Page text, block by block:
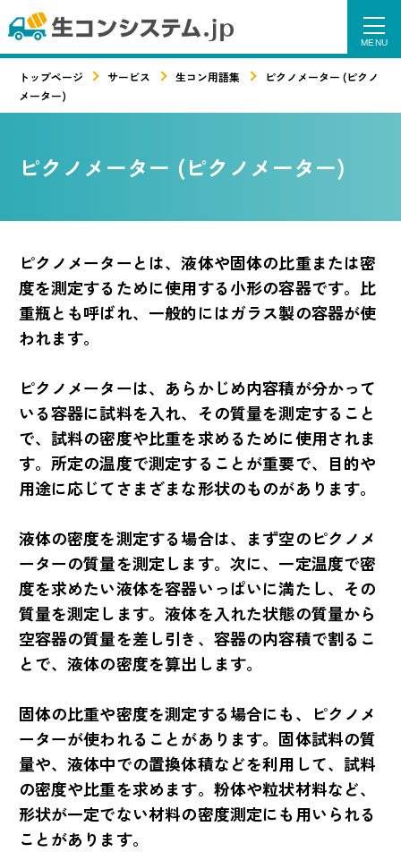
トップページ サービス 生コン用語集
ピクノメーター (ピクノ
メーター)
ピクノメーター (ピクノメーター)
ピクノメーターとは、液体や固体の比重または密
度を測定するために使用する小形の容器です。比
重瓶とも呼ばれ、一般的にはガラス製の容器が使
われます。
ピクノメーターは、あらかじめ内容積が分かって
いる容器に試料を入れ、その質量を測定すること
で、試料の密度や比重を求めるために使用されま
す。所定の温度で測定することが重要で、目的や
用途に応じてさまざまな形状のものがあります。
液体の密度を測定する場合は、まず空のピクノメ
ーターの質量を測定します。次に、一定温度で密
度を求めたい液体を容器いっぱいに満たし、その
質量を測定します。液体を入れた状態の質量から
空容器の質量を差し引き、容器の内容積で割るこ
とで、液体の密度を算出します。
固体の比重や密度を測定する場合にも、ピクノメ
ーターが使われることがあります。固体試料の質
量や、液体中での置換体積などを利用して、試料
の密度や比重を求めます。粉体や粒状材料など、
形状が一定でない材料の密度測定にも用いられる
ことがあります。